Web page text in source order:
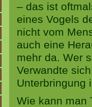
– das ist
eines Vogels
nicht vom
auch eine
mehr da. Wer
Verwandte
Unterbringung
Wie kann man